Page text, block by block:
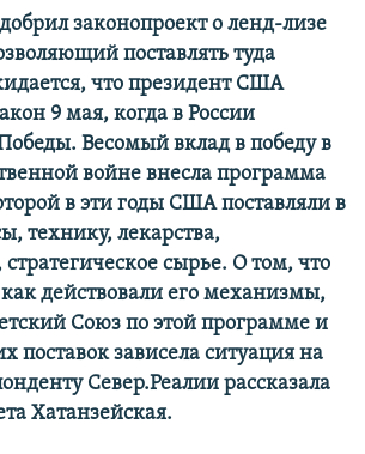
законопроект о ленд-лизе
поставлять туда
что президент США
9 мая, когда в России
Весомый вклад в победу в
войне внесла программа
в эти годы США поставляли в
технику, лекарства,
стратегическое сырье. О том, что
действовали его механизмы,
Союз по этой программе и
поставок зависела ситуация на
Север.Реалии рассказала
Хатанзейская.